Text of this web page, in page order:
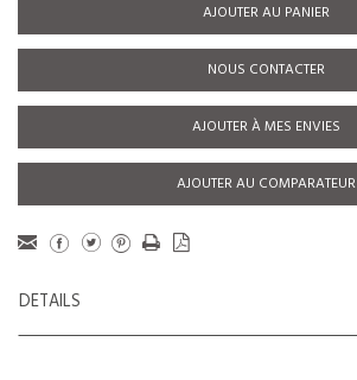
AJOUTER AU PANIER
NOUS CONTACTER
AJOUTER À MES ENVIES
AJOUTER AU COMPARATEUR
DETAILS